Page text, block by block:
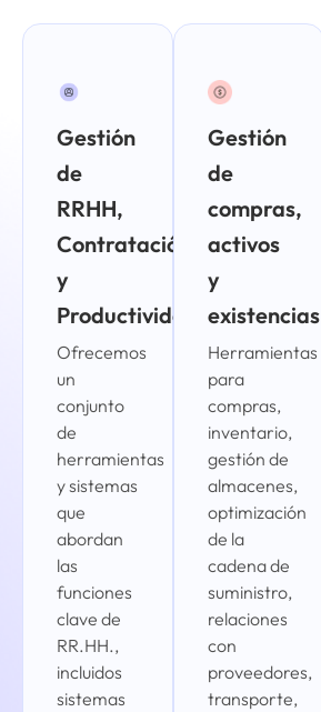
Gestión
de
RRHH,
Contratación
y
Productividad
Ofrecemos
un
conjunto
de
herramientas
y sistemas
que
abordan
las
funciones
clave de
RR.HH.,
incluidos
sistemas
Gestión
de
compras,
activos
y
existencias
Herramientas
para
compras,
inventario,
gestión de
almacenes,
optimización
de la
cadena de
suministro,
relaciones
con
proveedores,
transporte,